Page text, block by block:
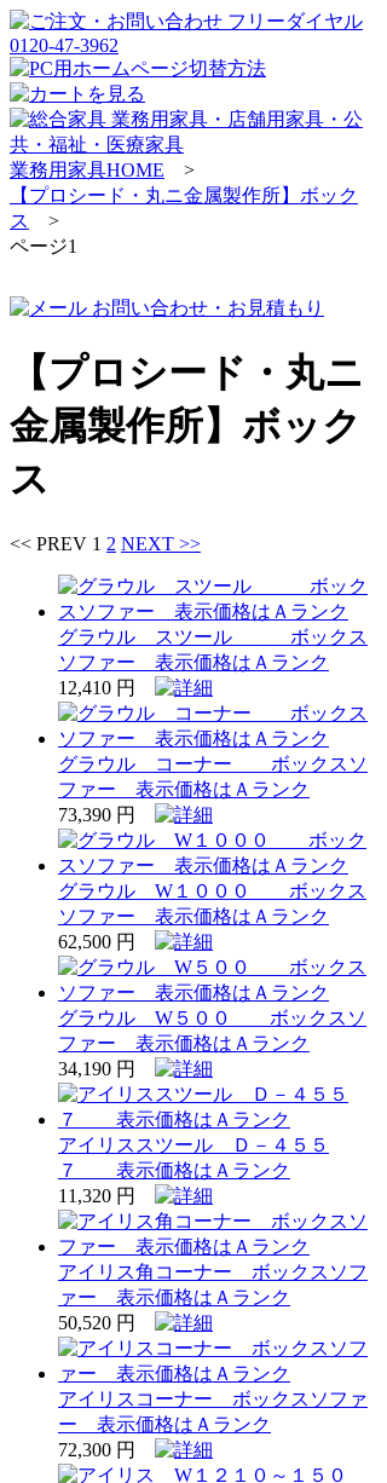
業務用家具HOME >
【プロシード・丸ニ金属製作所】ボック
ス
>
ページ1
【プロシード・丸ニ
金属製作所】ボック
ス
<< PREV 1 2 NEXT >>
グラウル スツール ボックス
ソファー 表示価格はＡランク
12,410 円
グラウル コーナー ボックスソ
ファー 表示価格はＡランク
73,390 円
グラウル W１０００ ボックス
ソファー 表示価格はＡランク
62,500 円
グラウル W５００ ボックスソ
ファー 表示価格はＡランク
34,190 円
アイリススツール Ｄ－４５５
７ 表示価格はＡランク
11,320 円
アイリス角コーナー ボックスソフ
ァー 表示価格はＡランク
50,520 円
アイリスコーナー ボックスソファ
ー 表示価格はＡランク
72,300 円